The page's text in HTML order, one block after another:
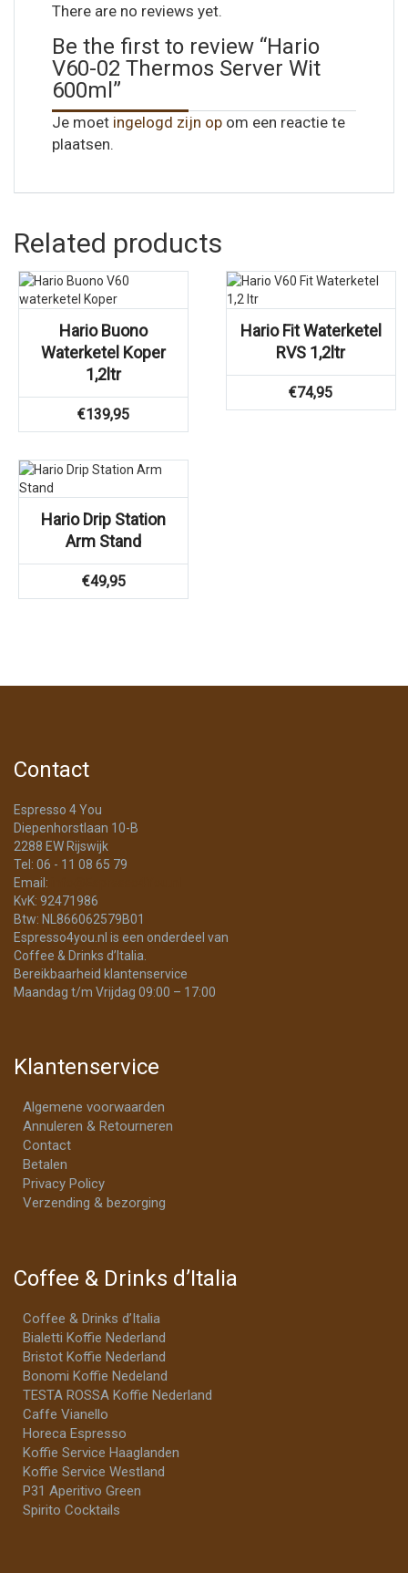
There are no reviews yet.
Be the first to review “Hario
V60-02 Thermos Server Wit
600ml”
Je moet ingelogd zijn op om een reactie te
plaatsen.
Related products
Hario Buono
Waterketel Koper
1,2ltr
€139,95
Hario Fit Waterketel
RVS 1,2ltr
€74,95
Hario Drip Station
Arm Stand
€49,95
Contact
Espresso 4 You
Diepenhorstlaan 10-B
2288 EW Rijswijk
Tel: 06 - 11 08 65 79
Email:
KvK: 92471986
Btw: NL866062579B01
Espresso4you.nl is een onderdeel van
Coffee & Drinks d’Italia.
Bereikbaarheid klantenservice
Maandag t/m Vrijdag 09:00 – 17:00
Klantenservice
Algemene voorwaarden
Annuleren & Retourneren
Contact
Betalen
Privacy Policy
Verzending & bezorging
Coffee & Drinks d’Italia
Coffee & Drinks d’Italia
Bialetti Koffie Nederland
Bristot Koffie Nederland
Bonomi Koffie Nedeland
TESTA ROSSA Koffie Nederland
Caffe Vianello
Horeca Espresso
Koffie Service Haaglanden
Koffie Service Westland
P31 Aperitivo Green
Spirito Cocktails